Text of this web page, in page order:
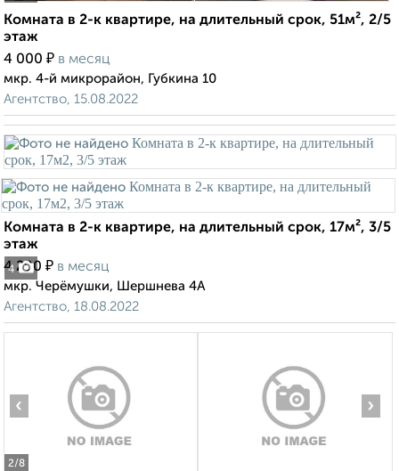
Комната в 2-к квартире, на длительный срок, 51м², 2/5
этаж
4 000 ₽ в месяц
мкр. 4-й микрорайон, Губкина 10
Агентство, 15.08.2022
4
Комната в 2-к квартире, на длительный срок, 17м², 3/5
этаж
4 200 ₽ в месяц
мкр. Черёмушки, Шершнева 4А
Агентство, 18.08.2022
2/8
‹ ›